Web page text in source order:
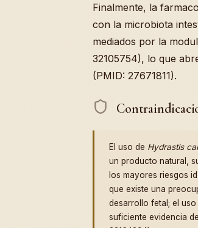
Finalmente, la
con la microbiota
mediados por la
32105754), lo que
(PMID: 27671811).
El uso de Hydrastis
un producto natural,
los mayores riesgos
que existe una
desarrollo fetal; el
suficiente evidencia